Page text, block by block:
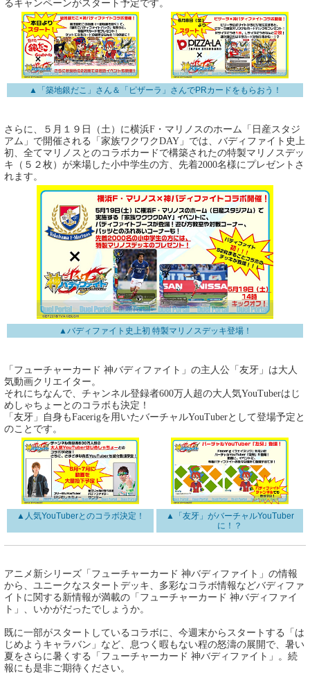
るキャンペーンがスタート予定です。
▲「築地銀だこ」さん＆「ピザーラ」さんでPRカードをもらおう！
さらに、５月１９日（土）に横浜F・マリノスのホーム「日産スタジ
アム」で開催される「家族ワクワクDAY」では、バディファイト史上
初、全てマリノスとのコラボカードで構築されたの特製マリノスデッ
キ（５２枚）が来場した小中学生の方、先着2000名様にプレゼントさ
れます。
▲バディファイト史上初 特製マリノスデッキ登場！
「フューチャーカード 神バディファイト」の主人公「友牙」は大人
気動画クリエイター。
それにちなんで、チャンネル登録者600万人超の大人気YouTuberはじ
めしゃちょーとのコラボも決定！
「友牙」自身もFacerigを用いたバーチャルYouTuberとして登場予定と
のことです。
▲人気YouTuberとのコラボ決定！
▲「友牙」がバーチャルYouTuber
に！？
アニメ新シリーズ「フューチャーカード 神バディファイト」の情報
から、ユニークなスタートデッキ、多彩なコラボ情報などバディファ
イトに関する新情報が満載の「フューチャーカード 神バディファイ
ト」、いかがだったでしょうか。
既に一部がスタートしているコラボに、今週末からスタートする「は
じめようキャラバン」など、息つく暇もない程の怒濤の展開で、暑い
夏をさらに暑くする「フューチャーカード 神バディファイト」。続
報にも是非ご期待ください。